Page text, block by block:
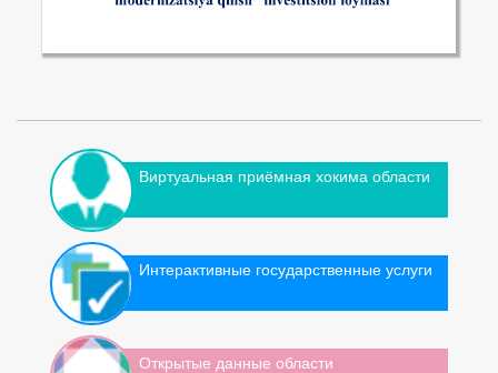
Виртуальная приёмная хокима области
Интерактивные государственные услуги
Открытые данные области